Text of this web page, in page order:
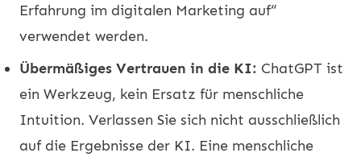
Erfahrung im digitalen Marketing auf“
verwendet werden.
Übermäßiges Vertrauen in die KI: ChatGPT ist
ein Werkzeug, kein Ersatz für menschliche
Intuition. Verlassen Sie sich nicht ausschließlich
auf die Ergebnisse der KI. Eine menschliche